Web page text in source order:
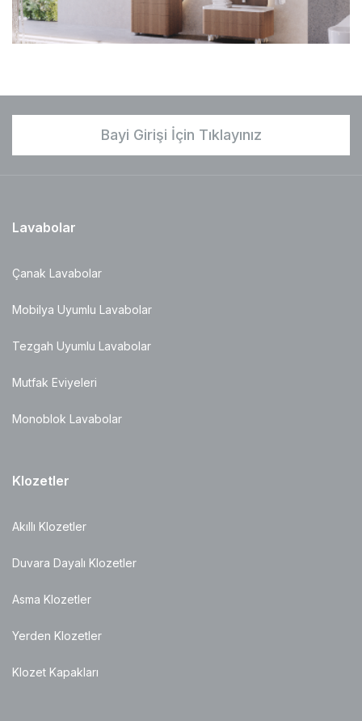
Bayi Girişi İçin Tıklayınız
Lavabolar
Çanak Lavabolar
Mobilya Uyumlu Lavabolar
Tezgah Uyumlu Lavabolar
Mutfak Eviyeleri
Monoblok Lavabolar
Klozetler
Akıllı Klozetler
Duvara Dayalı Klozetler
Asma Klozetler
Yerden Klozetler
Klozet Kapakları